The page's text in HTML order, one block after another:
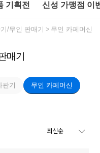
기획전 신성 가맹점 이
/무인 판매기 무인 카페머신
매기
기 무인 카페머신